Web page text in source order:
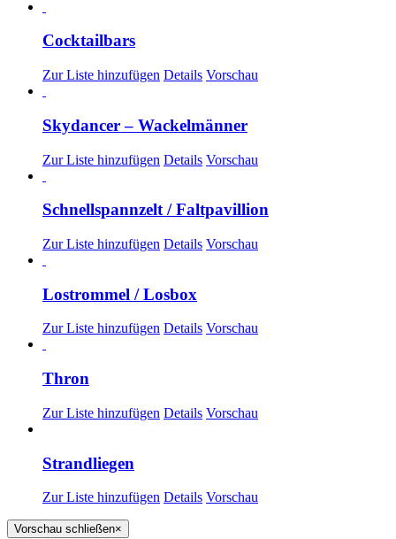
Cocktailbars
Zur Liste hinzufügen Details Vorschau
Skydancer – Wackelmänner
Zur Liste hinzufügen Details Vorschau
Schnellspannzelt / Faltpavillion
Zur Liste hinzufügen Details Vorschau
Lostrommel / Losbox
Zur Liste hinzufügen Details Vorschau
Thron
Zur Liste hinzufügen Details Vorschau
Strandliegen
Zur Liste hinzufügen Details Vorschau
Vorschau schließen×